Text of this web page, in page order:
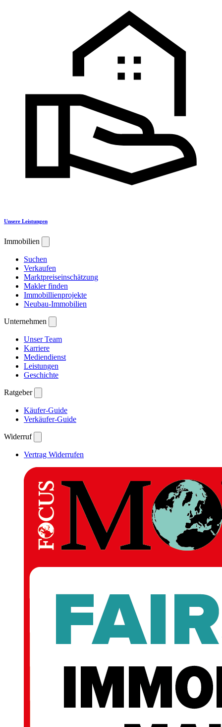
Unsere Leistungen
Immobilien
Suchen
Verkaufen
Marktpreiseinschätzung
Makler finden
Immobillienprojekte
Neubau-Immobilien
Unternehmen
Unser Team
Karriere
Mediendienst
Leistungen
Geschichte
Ratgeber
Käufer-Guide
Verkäufer-Guide
Widerruf
Vertrag Widerrufen